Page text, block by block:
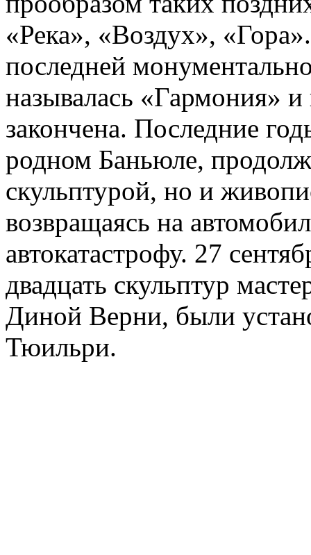
«Река», «Воздух»,
последней
называлась «Гармония»
закончена. Последние
родном Баньюле,
скульптурой, но и
возвращаясь на
автокатастрофу. 27
двадцать скульптур
Диной Верни, были
Тюильри.